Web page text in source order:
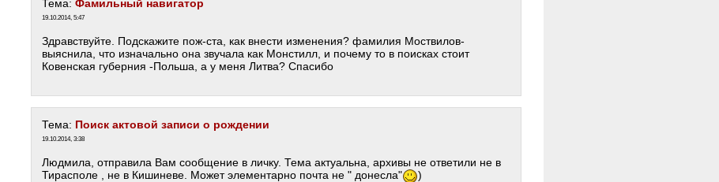
Тема: Фамильный навигатор
19.10.2014, 5:47
Здравствуйте. Подскажите пож-ста, как внести изменения? фамилия Моствилов-
выяснила, что изначально она звучала как Монстилл, и почему то в поисках стоит
Ковенская губерния -Польша, а у меня Литва? Спасибо
Тема: Поиск актовой записи о рождении
19.10.2014, 3:38
Людмила, отправила Вам сообщение в личку. Тема актуальна, архивы не ответили не в
Тирасполе , не в Кишиневе. Может элементарно почта не " донесла"
)